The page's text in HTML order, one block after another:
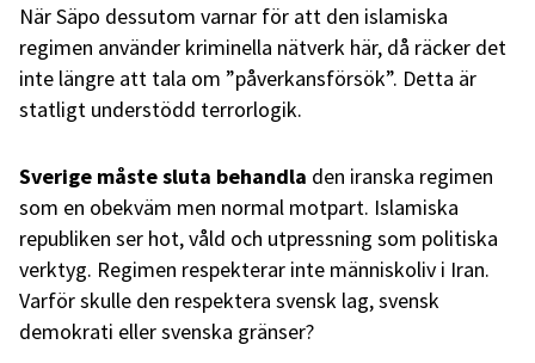
När Säpo dessutom varnar för att den islamiska
regimen använder kriminella nätverk här, då räcker det
inte längre att tala om ”påverkansförsök”. Detta är
statligt understödd terrorlogik.
Sverige måste sluta behandla den iranska regimen
som en obekväm men normal motpart. Islamiska
republiken ser hot, våld och utpressning som politiska
verktyg. Regimen respekterar inte människoliv i Iran.
Varför skulle den respektera svensk lag, svensk
demokrati eller svenska gränser?